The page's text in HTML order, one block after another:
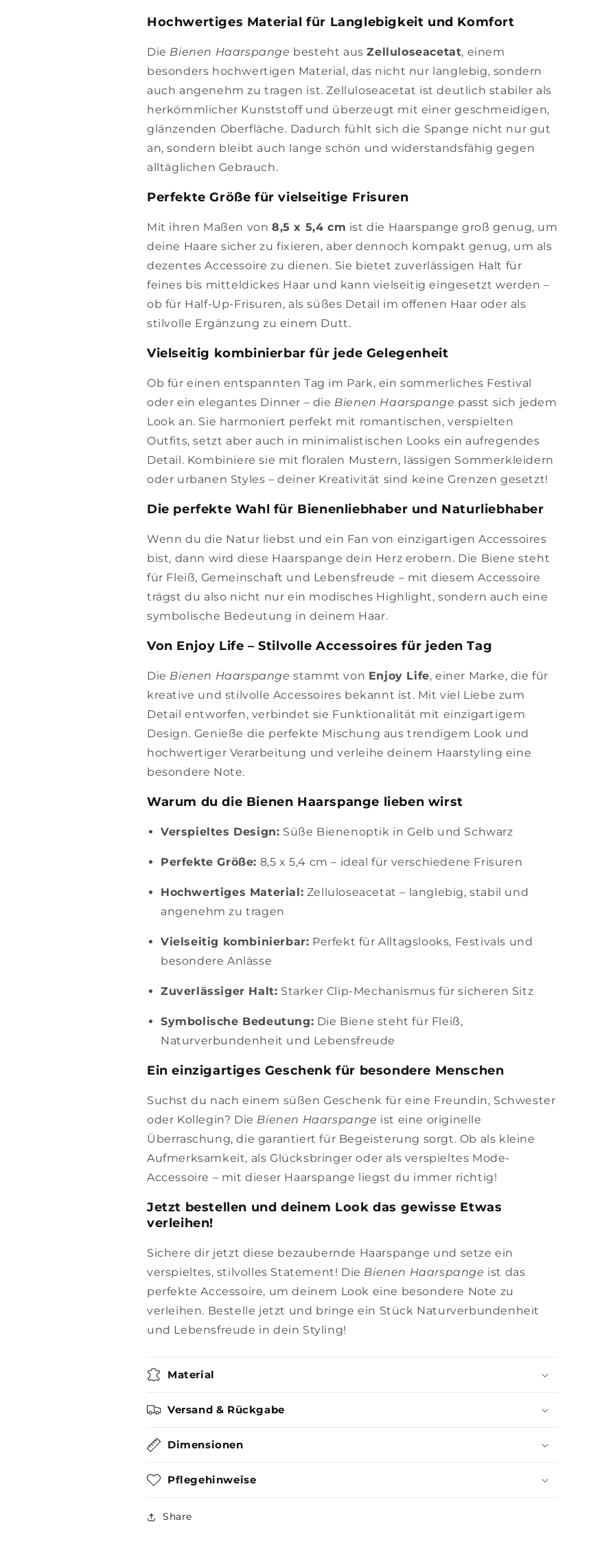
Hochwertiges Material für Langlebigkeit und Komfort
Die Bienen Haarspange besteht ausZelluloseacetat, einem
besonders hochwertigen Material, das nicht nur langlebig, sondern
auch angenehm zu tragen ist. Zelluloseacetat ist deutlich stabiler als
herkömmlicher Kunststoff und überzeugt mit einer geschmeidigen,
glänzenden Oberfläche. Dadurch fühlt sich die Spange nicht nur gut
an, sondern bleibt auch lange schön und widerstandsfähig gegen
alltäglichen Gebrauch.
Perfekte Größe für vielseitige Frisuren
Mit ihren Maßen von 8,5 x 5,4 cm ist die Haarspange groß genug, um
deine Haare sicher zu fixieren, aber dennoch kompakt genug, um als
dezentes Accessoire zu dienen. Sie bietet zuverlässigen Halt für
feines bis mitteldickes Haar und kann vielseitig eingesetzt werden –
ob für Half-Up-Frisuren, als süßes Detail im offenen Haar oder als
stilvolle Ergänzung zu einem Dutt.
Vielseitig kombinierbar für jede Gelegenheit
Ob für einen entspannten Tag im Park, ein sommerliches Festival
oder ein elegantes Dinner – die Bienen Haarspange passt sich jedem
Look an. Sie harmoniert perfekt mit romantischen, verspielten
Outfits, setzt aber auch in minimalistischen Looks ein aufregendes
Detail. Kombiniere sie mit floralen Mustern, lässigen Sommerkleidern
oder urbanen Styles – deiner Kreativität sind keine Grenzen gesetzt!
Die perfekte Wahl für Bienenliebhaber und Naturliebhaber
Wenn du die Natur liebst und ein Fan von einzigartigen Accessoires
bist, dann wird diese Haarspange dein Herz erobern. Die Biene steht
für Fleiß, Gemeinschaft und Lebensfreude – mit diesem Accessoire
trägst du also nicht nur ein modisches Highlight, sondern auch eine
symbolische Bedeutung in deinem Haar.
Von Enjoy Life – Stilvolle Accessoires für jeden Tag
Die Bienen Haarspange stammt von Enjoy Life, einer Marke, die für
kreative und stilvolle Accessoires bekannt ist. Mit viel Liebe zum
Detail entworfen, verbindet sie Funktionalität mit einzigartigem
Design. Genieße die perfekte Mischung aus trendigem Look und
hochwertiger Verarbeitung und verleihe deinem Haarstyling eine
besondere Note.
Warum du die Bienen Haarspange lieben wirst
Verspieltes Design: Süße Bienenoptik in Gelb und Schwarz
Perfekte Größe: 8,5 x 5,4 cm – ideal für verschiedene Frisuren
Hochwertiges Material: Zelluloseacetat – langlebig, stabil und
angenehm zu tragen
Vielseitig kombinierbar: Perfekt für Alltagslooks, Festivals und
besondere Anlässe
Zuverlässiger Halt: Starker Clip-Mechanismus für sicheren Sitz
Symbolische Bedeutung: Die Biene steht für Fleiß,
Naturverbundenheit und Lebensfreude
Ein einzigartiges Geschenk für besondere Menschen
Suchst du nach einem süßen Geschenk für eine Freundin, Schwester
oder Kollegin? Die Bienen Haarspange ist eine originelle
Überraschung, die garantiert für Begeisterung sorgt. Ob als kleine
Aufmerksamkeit, als Glücksbringer oder als verspieltes Mode-
Accessoire – mit dieser Haarspange liegst du immer richtig!
Jetzt bestellen und deinem Look das gewisse Etwas
verleihen!
Sichere dir jetzt diese bezaubernde Haarspange und setze ein
verspieltes, stilvolles Statement! Die Bienen Haarspange ist das
perfekte Accessoire, um deinem Look eine besondere Note zu
verleihen. Bestelle jetzt und bringe ein Stück Naturverbundenheit
und Lebensfreude in dein Styling!
Material
Versand & Rückgabe
Dimensionen
Pflegehinweise
Share